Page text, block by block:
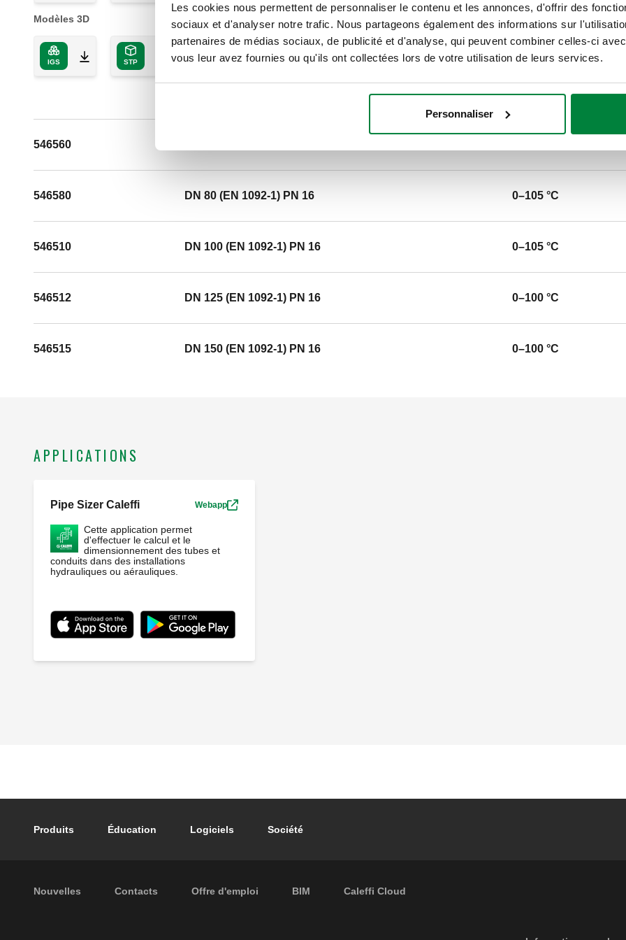
Les cookies nous permettent de personnaliser le contenu et les annonces, d'offrir des
sociaux et d'analyser notre trafic. Nous partageons également des informations sur
partenaires de médias sociaux, de publicité et d'analyse, qui peuvent combiner celles-ci
vous leur avez fournies ou qu'ils ont collectées lors de votre utilisation de leurs services.
Personnaliser
Modèles 3D
IGS STP BIM
Raccord: DN 50 (EN 1092-
température du fluide:
eeabdfc5-4d3f-421b-b104-
546560
546580 DN 80 (EN 1092-1) PN 16 0–105 °C
546510 DN 100 (EN 1092-1) PN 16 0–105 °C
546512 DN 125 (EN 1092-1) PN 16 0–100 °C
546515 DN 150 (EN 1092-1) PN 16 0–100 °C
APPLICATIONS
Pipe Sizer Caleffi Webapp
Cette application permet
d'effectuer le calcul et le
dimensionnement des tubes et
conduits dans des installations
hydrauliques ou aérauliques.
Footer main navigation
Produits Éducation Logiciels Société
Footer secondary navigation
Nouvelles Contacts Offre d'emploi BIM Caleffi Cloud